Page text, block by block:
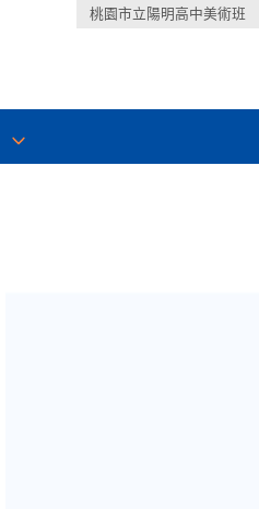
桃園市立陽明高中美術班